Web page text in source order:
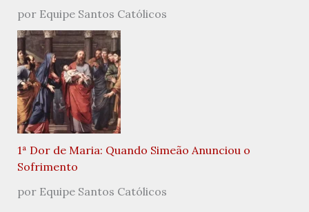
por Equipe Santos Católicos
1ª Dor de Maria: Quando Simeão Anunciou o
Sofrimento
por Equipe Santos Católicos